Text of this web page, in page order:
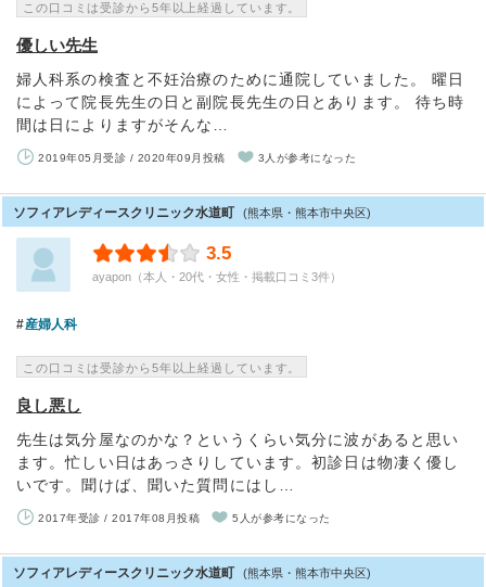
この口コミは受診から5年以上経過しています。
優しい先生
婦人科系の検査と不妊治療のために通院していました。 曜日
によって院長先生の日と副院長先生の日とあります。 待ち時
間は日によりますがそんな…
2019年05月受診 / 2020年09月投稿 3人が参考になった
ソフィアレディースクリニック水道町 (熊本県・熊本市中央区)
3.5
ayapon（本人・20代・女性・掲載口コミ3件）
産婦人科
この口コミは受診から5年以上経過しています。
良し悪し
先生は気分屋なのかな？というくらい気分に波があると思い
ます。忙しい日はあっさりしています。初診日は物凄く優し
いです。聞けば、聞いた質問にはし…
2017年受診 / 2017年08月投稿 5人が参考になった
ソフィアレディースクリニック水道町 (熊本県・熊本市中央区)